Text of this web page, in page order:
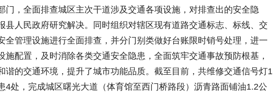
门，全面排查城区主次干道涉及交通各项设施，对排查出的安全隐
县人民政府研究解决。同时组织对辖区现有道路交通标志、标线、交
全管理设施进行全面排查，并分门别类做好台账限时销号处理，进一
施配置，及时消除各类交通安全隐患，全面筑牢交通事故预防根基，
谐的交通环境，提升了城市功能品质。截至目前，共维修交通信号灯1
4处，完成城区曙光大道（体育馆至西门桥路段）沥青路面铺油1.2公